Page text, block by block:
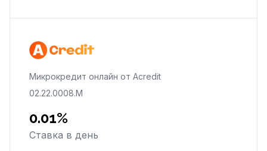
Микрокредит онлайн от Acredit
02.22.0008.М
0.01%
Ставка в день